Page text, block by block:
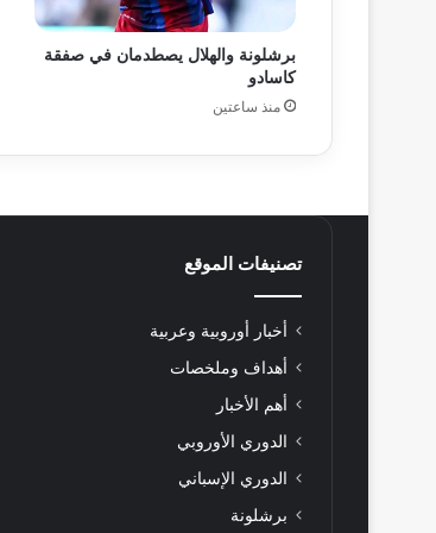
برشلونة والهلال يصطدمان في صفقة
كاسادو
منذ ساعتين
تصنيفات الموقع
أخبار أوروبية وعربية
أهداف وملخصات
أهم الأخبار
الدوري الأوروبي
الدوري الإسباني
برشلونة